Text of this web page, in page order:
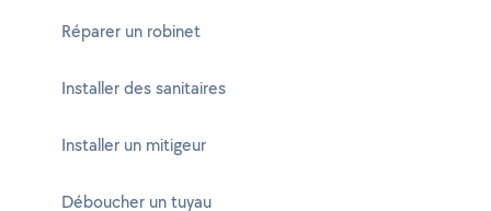
Réparer un robinet
Installer des sanitaires
Installer un mitigeur
Déboucher un tuyau